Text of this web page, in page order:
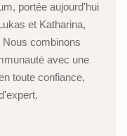
portée aujourd'hui
et Katharina,
Nous combinons
avec une
toute confiance,